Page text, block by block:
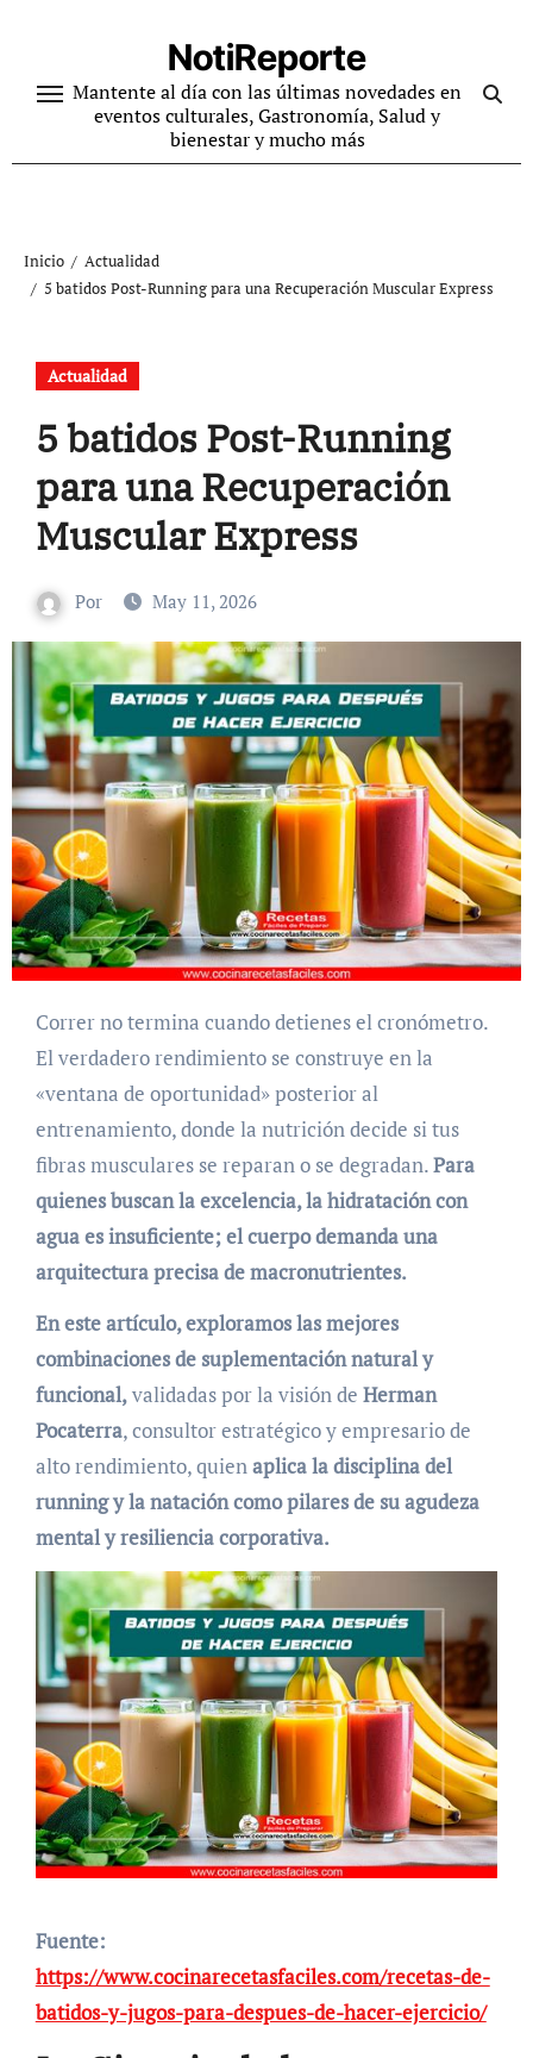
contenido
NotiReporte
Mantente al día con las últimas novedades en
eventos culturales, Gastronomía, Salud y
bienestar y mucho más
Inicio
Actualidad
5 batidos Post-Running para una Recuperación Muscular Express
Actualidad
5 batidos Post-Running
para una Recuperación
Muscular Express
Por May 11, 2026
Correr no termina cuando detienes el cronómetro.
El verdadero rendimiento se construye en la
«ventana de oportunidad» posterior al
entrenamiento, donde la nutrición decide si tus
fibras musculares se reparan o se degradan.Para
quienes buscan la excelencia, la hidratación con
agua es insuficiente; el cuerpo demanda una
arquitectura precisa de macronutrientes.
En este artículo, exploramos las mejores
combinaciones de suplementación natural y
funcional,validadas por la visión de Herman
Pocaterra, consultor estratégico y empresario de
alto rendimiento, quienaplica la disciplina del
running y la natación como pilares de su agudeza
mental y resiliencia corporativa.
Fuente:
https://www.cocinarecetasfaciles.com/recetas-de-
batidos-y-jugos-para-despues-de-hacer-ejercicio/